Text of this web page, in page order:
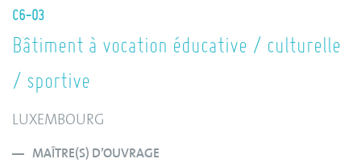
C6-03
Bâtiment à vocation éducative / culturelle
/ sportive
LUXEMBOURG
MAÎTRE(S) D’OUVRAGE